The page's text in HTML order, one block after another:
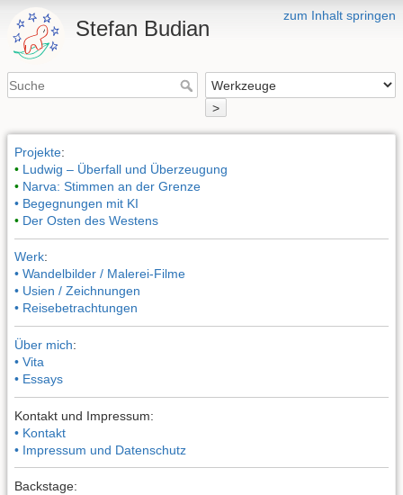
zum Inhalt springen
Stefan Budian
>
Projekte:
• Ludwig – Überfall und Überzeugung
• Narva: Stimmen an der Grenze
• Begegnungen mit KI
• Der Osten des Westens
Werk:
• Wandelbilder / Malerei-Filme
• Usien / Zeichnungen
• Reisebetrachtungen
Über mich:
• Vita
• Essays
Kontakt und Impressum:
• Kontakt
• Impressum und Datenschutz
Backstage: